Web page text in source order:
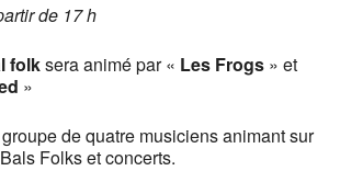
de 17 h
folksera animé par « Les Frogs » et
»
de quatre musiciens animant sur
Folks et concerts.